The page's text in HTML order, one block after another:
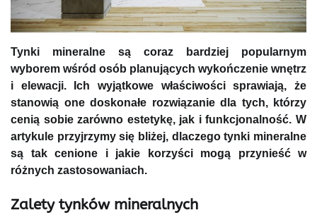
Tynki mineralne są coraz bardziej popularnym
wyborem wśród osób planujących wykończenie wnętrz
i elewacji. Ich wyjątkowe właściwości sprawiają, że
stanowią one doskonałe rozwiązanie dla tych, którzy
cenią sobie zarówno estetykę, jak i funkcjonalność. W
artykule przyjrzymy się bliżej, dlaczego tynki mineralne
są tak cenione i jakie korzyści mogą przynieść w
różnych zastosowaniach.
Zalety tynków mineralnych